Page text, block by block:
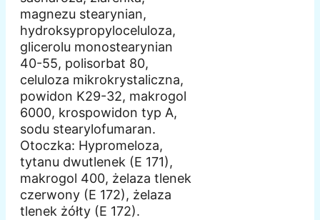
magnezu stearynian,
hydroksypropyloceluloza,
glicerolu monostearynian
40-55, polisorbat 80,
celuloza mikrokrystaliczna,
powidon K29-32, makrogol
6000, krospowidon typ A,
sodu stearylofumaran.
Otoczka: Hypromeloza,
tytanu dwutlenek (E 171),
makrogol 400, żelaza tlenek
czerwony (E 172), żelaza
tlenek żółty (E 172).